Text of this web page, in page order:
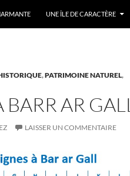
UNE ÎLE DE CARACTÈRE
,PATRIMOINE NATUREL,
AR GALL
LAISSER UN COMMENTAIRE